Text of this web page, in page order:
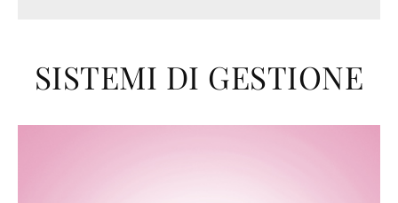
SISTEMI DI GESTIONE